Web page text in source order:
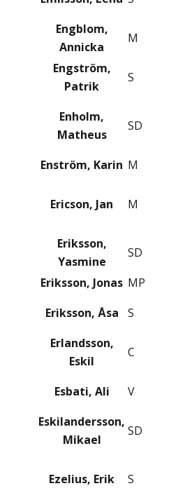
Engblom,
Annicka
M
Engström,
Patrik
S
Enholm,
Matheus
SD
Enström, Karin M
Ericson, Jan M
Eriksson,
Yasmine
SD
Eriksson, Jonas MP
Eriksson, Åsa
S
Erlandsson,
Eskil
C
Esbati, Ali V
Eskilandersson,
Mikael
SD
Ezelius, Erik S